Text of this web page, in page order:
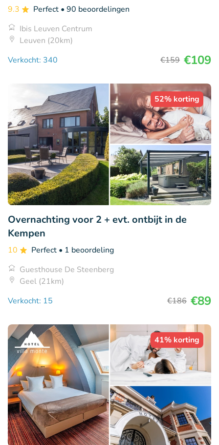
9.3 Perfect • 90 beoordelingen
Ibis Leuven Centrum
Leuven (20km)
Verkocht: 340
€159 €109
52% korting
Overnachting voor 2 + evt. ontbijt in de
Kempen
10 Perfect • 1 beoordeling
Guesthouse De Steenberg
Geel (21km)
Verkocht: 15
€186 €89
41% korting